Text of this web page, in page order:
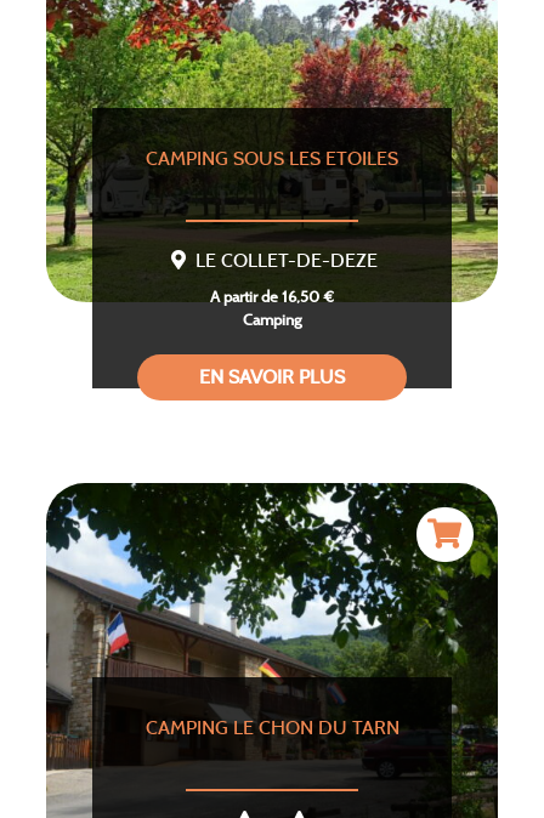
CAMPING SOUS LES ETOILES
LE COLLET-DE-DEZE
A partir de 16,50 €
Camping
EN SAVOIR PLUS
CAMPING LE CHON DU TARN